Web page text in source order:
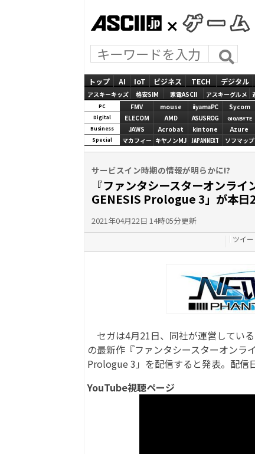
トップ AI IoT ビジネス TECH デジタル
アスキーキッズ 格安SIM 家電ASCII アスキーグルメ
PC FMV mouse iiyamaPC Sycom
Digital ELECOM AMD ASUS ROG GIGABYTE
Business JAWS Acrobat kintone Azure
Special マカフィー キヤノンMJ JAPANNEXT ソフマップ
サービスイン時期の情報が明らかに!?
『ファンタシースターオンラ
GENESIS Prologue 3」が本日
2021年04月22日 14時05分更新
ツイ
セガは4月21日、同社が運営してい
の最新作『ファンタシースターオンラ
Prologue 3」を配信すると発表。配信
YouTube視聴ページ